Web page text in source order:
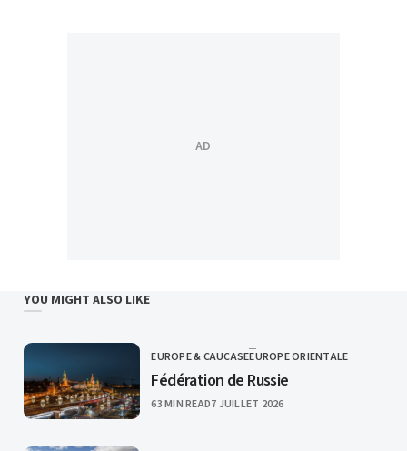
YOU MIGHT ALSO LIKE
CATEGORY
EUROPE & CAUCASEEUROPE ORIENTALE
Fédération de Russie
63 MIN READPUBLISHED
7 JUILLET 2026